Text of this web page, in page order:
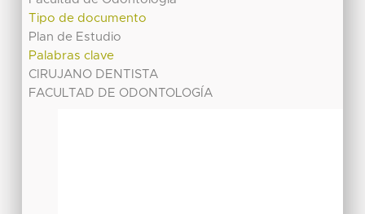
Tipo de documento
Plan de Estudio
Palabras clave
CIRUJANO DENTISTA
FACULTAD DE ODONTOLOGÍA